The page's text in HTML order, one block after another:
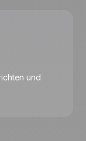
und